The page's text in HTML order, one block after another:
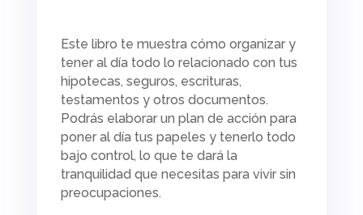
Este libro te muestra cómo organizar y
tener al día todo lo relacionado con tus
hipotecas, seguros, escrituras,
testamentos y otros documentos.
Podrás elaborar un plan de acción para
poner al día tus papeles y tenerlo todo
bajo control, lo que te dará la
tranquilidad que necesitas para vivir sin
preocupaciones.